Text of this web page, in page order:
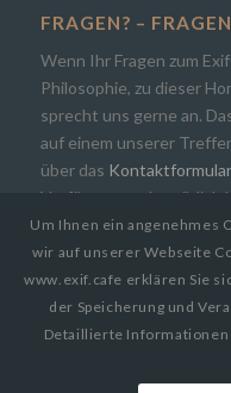
FRAGEN? –
Wenn Ihr Fragen zum
Philosophie, zu dieser
sprecht uns gerne an.
auf einem unserer
über das Kontaktformular
Verfügung und natürlich
Um Ihnen ein angenehmes
wir auf unserer Webseite
www.exif.cafe erklären Sie
der Speicherung und
Detaillierte